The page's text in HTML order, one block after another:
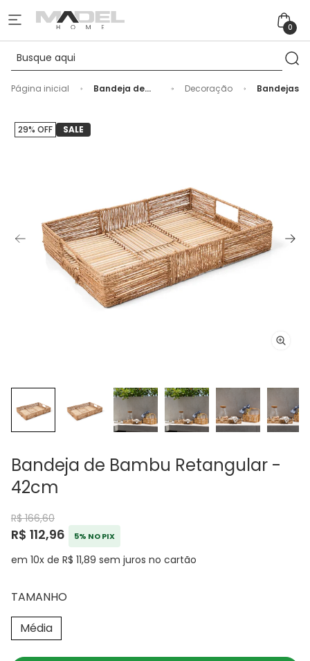
0
Página inicial
Bandeja de
Decoração Bandejas
Bandeja de Bambu Retangular -
42cm
R$ 166,60
R$ 112,96 5% NO PIX
em 10x de R$ 11,89 sem juros no cartão
29% OFF SALE
TAMANHO
Média